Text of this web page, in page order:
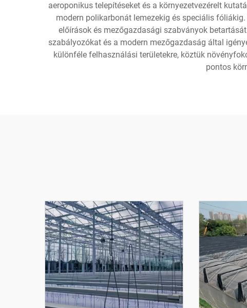
aeroponikus telepítéseket és a környezetvezérelt
modern polikarbonát lemezekig és speciális
előírások és mezőgazdasági szabványok
szabályozókat és a modern mezőgazdaság által
különféle felhasználási területekre, köztük
pontos